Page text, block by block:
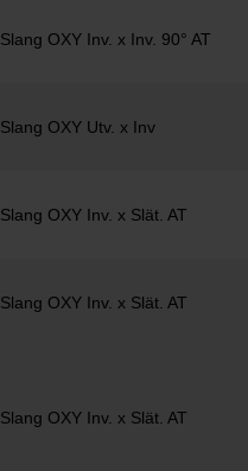
Slang OXY Inv. x Inv. 90° AT
Slang OXY Utv. x Inv
Slang OXY Inv. x Slät. AT
Slang OXY Inv. x Slät. AT
Slang OXY Inv. x Slät. AT